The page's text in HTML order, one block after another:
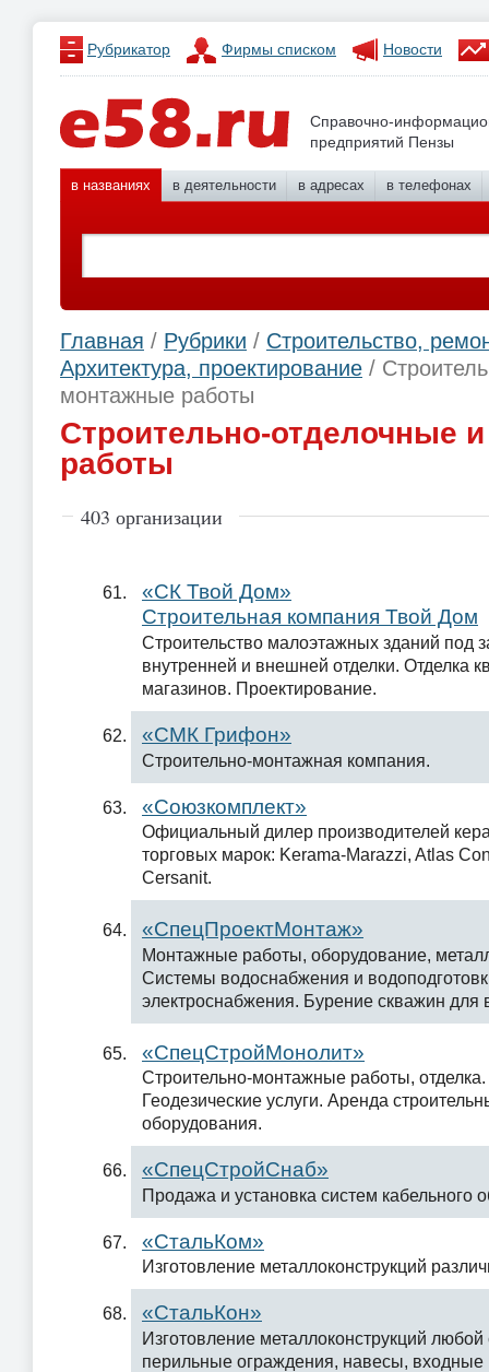
Рубрикатор Фирмы списком Новости
Справочно-
предприятий Пензы
в названиях в деятельности в адресах в телефонах
Главная / Рубрики / Строительство,
Архитектура, проектирование /
монтажные работы
Строительно-отделочные
работы
403 организации
«СК Твой Дом»
Строительная компания Твой Дом
Строительство малоэтажных зданий под
внутренней и внешней отделки. Отделка
магазинов. Проектирование.
«СМК Грифон»
Строительно-монтажная компания.
«Союзкомплект»
Официальный дилер производителей
торговых марок: Kerama-Marazzi, Atlas
Cersanit.
«СпецПроектМонтаж»
Монтажные работы, оборудование,
Системы водоснабжения и
электроснабжения. Бурение скважин для
«СпецСтройМонолит»
Строительно-монтажные работы, отделка.
Геодезические услуги. Аренда
оборудования.
«СпецСтройСнаб»
Продажа и установка систем кабельного
«СтальКом»
Изготовление металлоконструкций
«СтальКон»
Изготовление металлоконструкций
перильные ограждения, навесы, входные